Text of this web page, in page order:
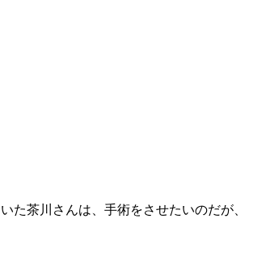
た茶川さんは、手術をさせたいのだが、